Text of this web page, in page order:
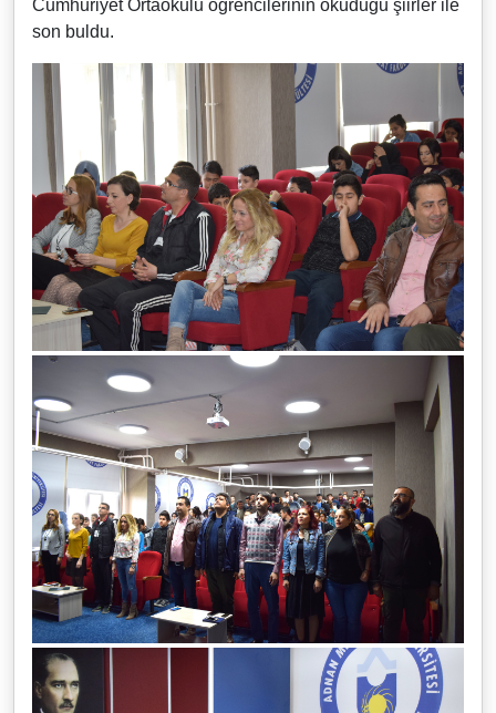
Cumhuriyet Ortaokulu öğrencilerinin okuduğu şiirler ile
son buldu.